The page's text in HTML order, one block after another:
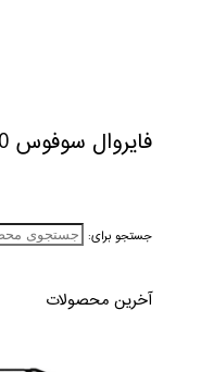
فایروال سوفوس XGS 4300
جستجو برای:
آخرین محصولات